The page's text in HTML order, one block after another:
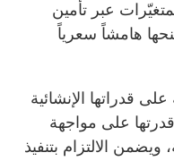
عبر تأمين
هامشاً سعرياً
قدراتها الإنشائية
قدرتها على مواجهة
ويضمن الالتزام بتنفيذ